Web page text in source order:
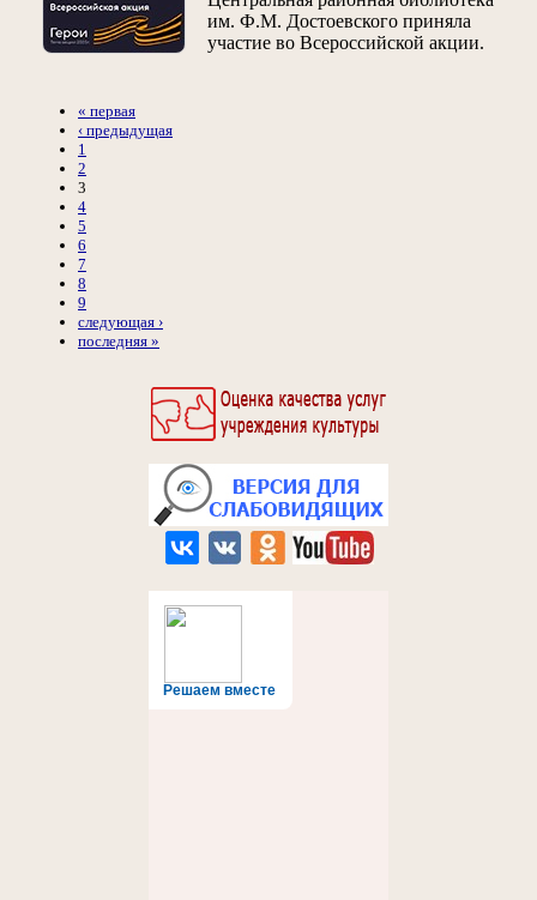
Решаем вместе
им. Ф.М. Достоевского приняла
участие во Всероссийской акции.
« первая
‹ предыдущая
1
2
3
4
5
6
7
8
9
следующая ›
последняя »